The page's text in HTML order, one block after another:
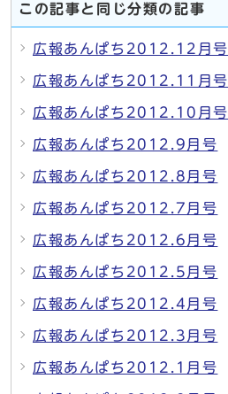
この記事と同じ分類の記事
広報あんぱち2012.12月号
広報あんぱち2012.11月号
広報あんぱち2012.10月号
広報あんぱち2012.9月号
広報あんぱち2012.8月号
広報あんぱち2012.7月号
広報あんぱち2012.6月号
広報あんぱち2012.5月号
広報あんぱち2012.4月号
広報あんぱち2012.3月号
広報あんぱち2012.1月号